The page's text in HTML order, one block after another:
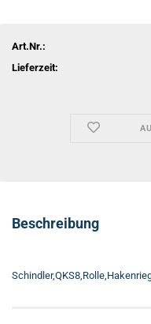
Art.Nr.:
Lieferzeit:
Beschreibung